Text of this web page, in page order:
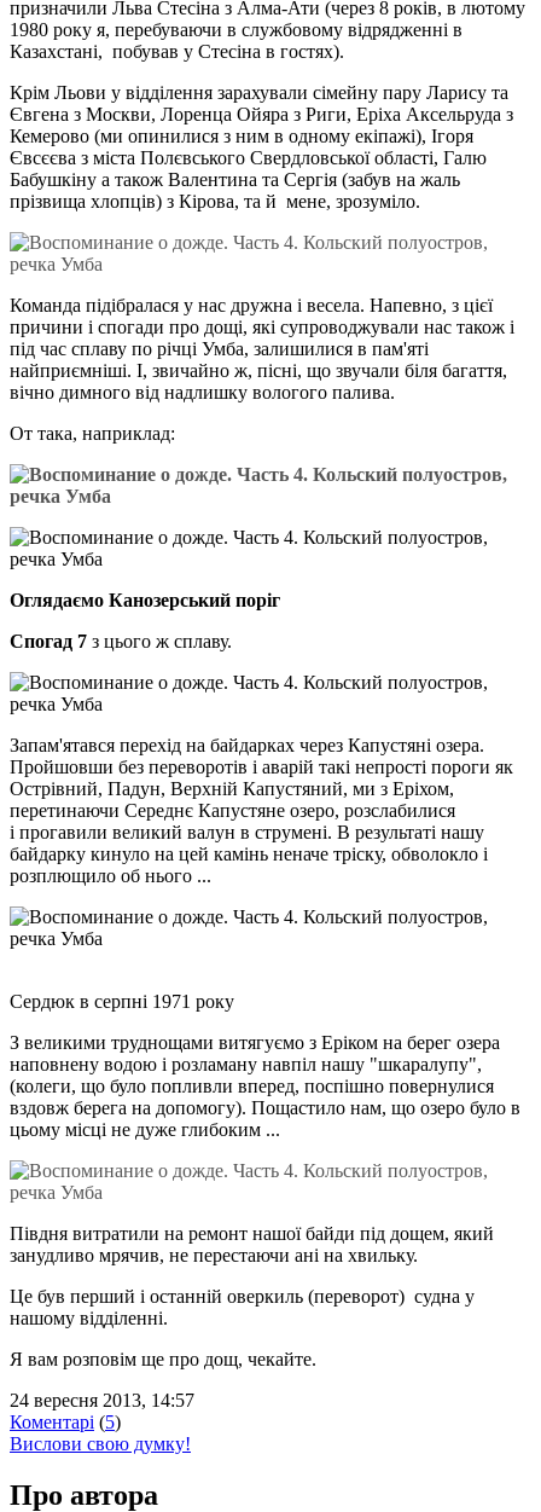
призначили Льва Стесіна з Алма-Ати (через 8 років, в лютому
1980 року я, перебуваючи в службовому відрядженні в
Казахстані, побував у Стесіна в гостях).
Крім Льови у відділення зарахували сімейну пару Ларису та
Євгена з Москви, Лоренца Ойяра з Риги, Еріха Аксельруда з
Кемерово (ми опинилися з ним в одному екіпажі), Ігоря
Євсєєва з міста Полєвського Свердловської області, Галю
Бабушкіну а також Валентина та Сергія (забув на жаль
прізвища хлопців) з Кірова, та й мене, зрозуміло.
Команда підібралася у нас дружна і весела. Напевно, з цієї
причини і спогади про дощі, які супроводжували нас також і
під час сплаву по річці Умба, залишилися в пам'яті
найприємніші. І, звичайно ж, пісні, що звучали біля багаття,
вічно димного від надлишку вологого палива.
От така, наприклад:
Оглядаємо Канозерський поріг
Спогад 7 з цього ж сплаву.
Запам'ятався перехід на байдарках через Капустяні озера.
Пройшовши без переворотів і аварій такі непрості пороги як
Острівний, Падун, Верхній Капустяний, ми з Еріхом,
перетинаючи Середнє Капустяне озеро, розслабилися
і прогавили великий валун в струмені. В результаті нашу
байдарку кинуло на цей камінь неначе тріску, обволокло і
розплющило об нього ...
Сердюк в серпні 1971 року
З великими труднощами витягуємо з Еріком на берег озера
наповнену водою і розламану навпіл нашу "шкаралупу",
(колеги, що було попливли вперед, поспішно повернулися
вздовж берега на допомогу). Пощастило нам, що озеро було в
цьому місці не дуже глибоким ...
Півдня витратили на ремонт нашої байди під дощем, який
занудливо мрячив, не перестаючи ані на хвильку.
Це був перший і останній оверкиль (переворот) судна у
нашому відділенні.
Я вам розповім ще про дощ, чекайте.
24 вересня 2013, 14:57
Коментарі (5)
Вислови свою думку!
Про автора